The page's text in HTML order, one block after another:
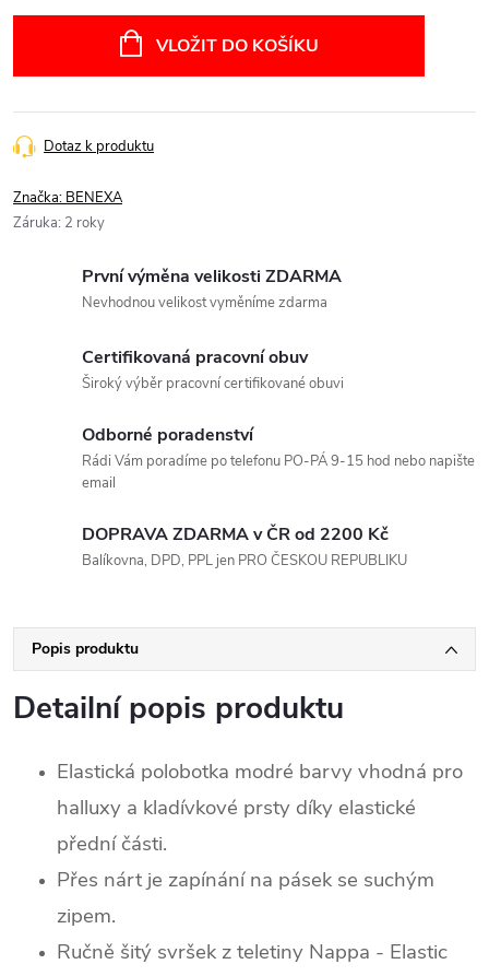
VLOŽIT DO KOŠÍKU
Dotaz k produktu
Značka: BENEXA
Záruka: 2 roky
První výměna velikosti ZDARMA
Nevhodnou velikost vyměníme zdarma
Certifikovaná pracovní obuv
Široký výběr pracovní certifikované obuvi
Odborné poradenství
Rádi Vám poradíme po telefonu PO-PÁ 9-15 hod nebo napište
email
DOPRAVA ZDARMA v ČR od 2200 Kč
Balíkovna, DPD, PPL jen PRO ČESKOU REPUBLIKU
Popis produktu
Detailní popis produktu
Elastická polobotka modré barvy vhodná pro
halluxy a kladívkové prsty díky elastické
přední části.
Přes nárt je zapínání na pásek se suchým
zipem.
Ručně šitý svršek z teletiny Nappa - Elastic